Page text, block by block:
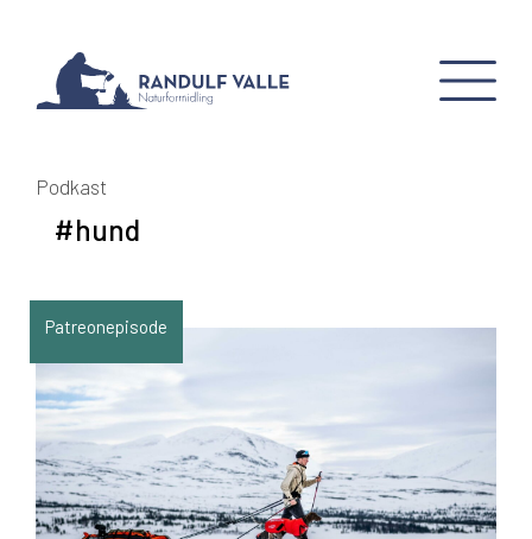
Podkast
#hund
Patreonepisode